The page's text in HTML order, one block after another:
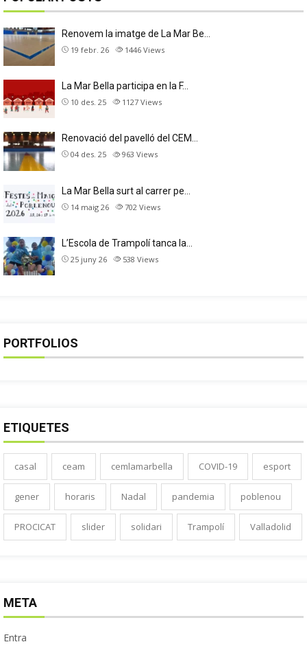
Renovem la imatge de La Mar Be…
19 febr. 26 1446 Views
La Mar Bella participa en la F…
10 des. 25 1127 Views
Renovació del pavelló del CEM…
04 des. 25 963 Views
La Mar Bella surt al carrer pe…
14 maig 26 702 Views
L’Escola de Trampolí tanca la…
25 juny 26 538 Views
PORTFOLIOS
ETIQUETES
casal ceam cemlamarbella COVID-19 esport
gener horaris Nadal pandemia poblenou
PROCICAT slider solidari Trampolí Valladolid
META
Entra